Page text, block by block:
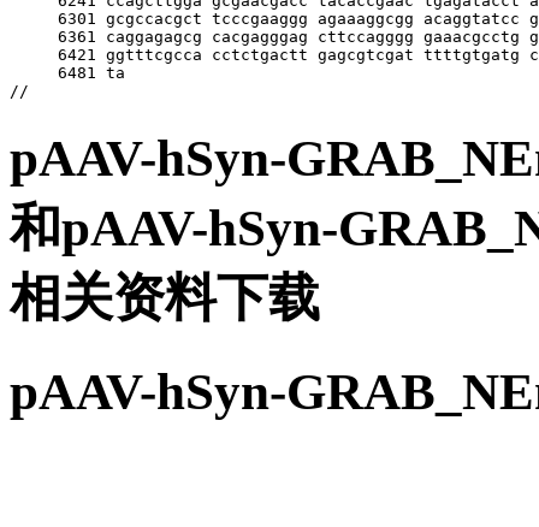
pAAV-hSyn-
和pAAV-hSyn-
相关资料下载
pAAV-hSyn-